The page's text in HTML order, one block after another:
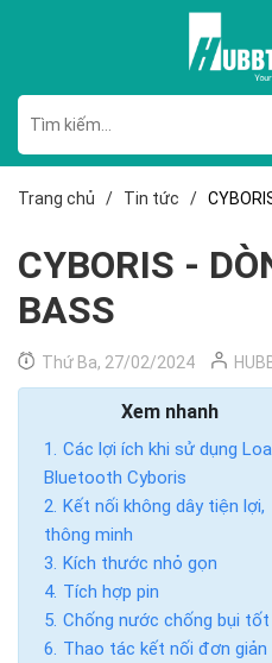
Trang chủ / Tin tức /
CYBORIS -
BASS
Thứ Ba, 27/02/2024
Xem nhanh
Các lợi ích khi sử dụng Loa
Bluetooth Cyboris
Kết nối không dây tiện lợi,
thông minh
Kích thước nhỏ gọn
Tích hợp pin
Chống nước chống bụi tốt
Thao tác kết nối đơn giản